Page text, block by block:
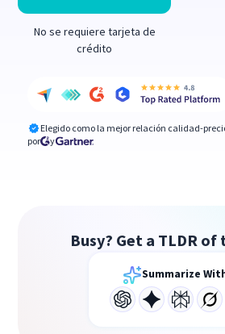
No se requiere tarjeta de
crédito
Elegido como la mejor relación calidad-
por
y
Busy? Get a TLDR of
Summarize